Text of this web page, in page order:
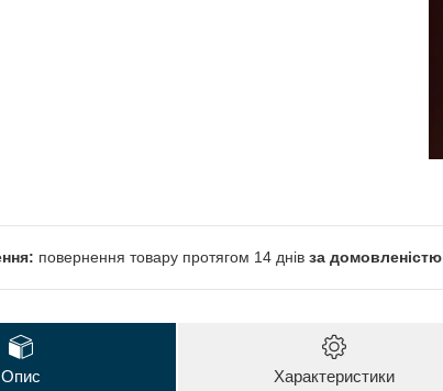
повернення товару протягом 14 днів за домовленістю
Опис Характеристики